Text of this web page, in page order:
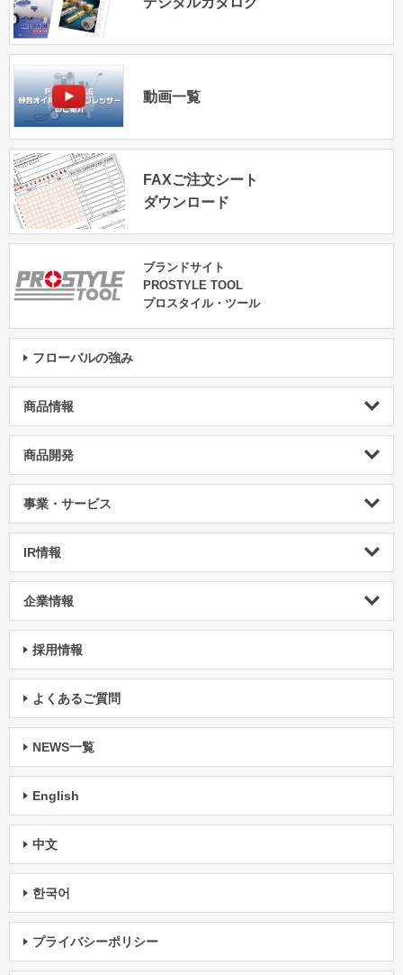
動画一覧
FAXご注文シート
ダウンロード
ブランドサイト
PROSTYLE TOOL
プロスタイル・ツール
フローバルの強み
商品情報
商品開発
事業・サービス
IR情報
企業情報
採用情報
よくあるご質問
NEWS一覧
English
中文
한국어
プライバシーポリシー